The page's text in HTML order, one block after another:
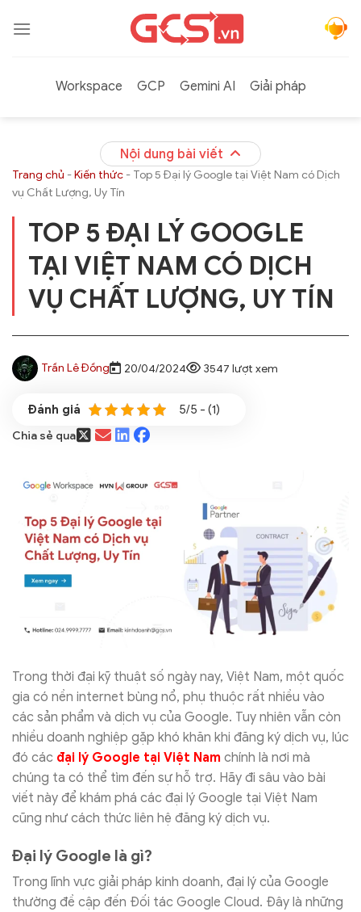
qua
Workspace
GCP Gemini AI Giải pháp
Nội dung bài viết
Trang chủ -Kiến thức - Top 5 Đại lý Google tại Việt Nam có Dịch
vụ Chất Lượng, Uy Tín
TOP 5 ĐẠI LÝ GOOGLE
TẠI VIỆT NAM CÓ DỊCH
VỤ CHẤT LƯỢNG, UY TÍN
Trần Lê Đồng 20/04/2024 3547 lượt xem
5/5 - (1)
Chia sẻ qua
Trong thời đại kỹ thuật số ngày nay, Việt Nam, một quốc
gia có nền internet bùng nổ, phụ thuộc rất nhiều vào
các sản phẩm và dịch vụ của Google. Tuy nhiên vẫn còn
nhiều doanh nghiệp gặp khó khăn khi đăng ký dịch vụ, lúc
đó các đại lý Google tại Việt Nam chính là nơi mà
chúng ta có thể tìm đến sự hỗ trợ. Hãy đi sâu vào bài
viết này để khám phá các đại lý Google tại Việt Nam
cũng như cách thức liên hệ đăng ký dịch vụ.
Đại lý Google là gì?
Trong lĩnh vực giải pháp kinh doanh, đại lý của Google
thường đề cập đến Đối tác Google Cloud. Đây là những